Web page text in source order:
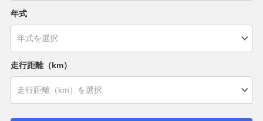
年式
走行距離（km）